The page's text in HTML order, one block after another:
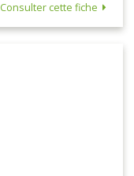
Consulter cette fiche